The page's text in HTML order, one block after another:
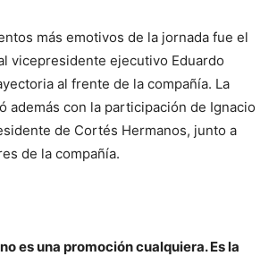
más emotivos de la jornada fue el
vicepresidente ejecutivo Eduardo
al frente de la compañía. La
además con la participación de Ignacio
de Cortés Hermanos, junto a
de la compañía.
es una promoción cualquiera. Es la